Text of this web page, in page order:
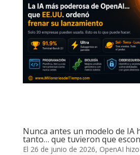
Nunca antes un modelo de IA
tanto… que tuvieron que
El 26 de junio de 2026, OpenAI